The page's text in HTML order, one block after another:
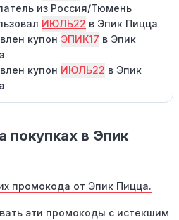
из Россия/Тюмень
ИЮЛЬ22 в Эпик Пицца
купон ЭПИК17 в Эпик
купон ИЮЛЬ22 в Эпик
покупках в Эпик
промокода от Эпик Пицца.
эти промокоды с истекшим